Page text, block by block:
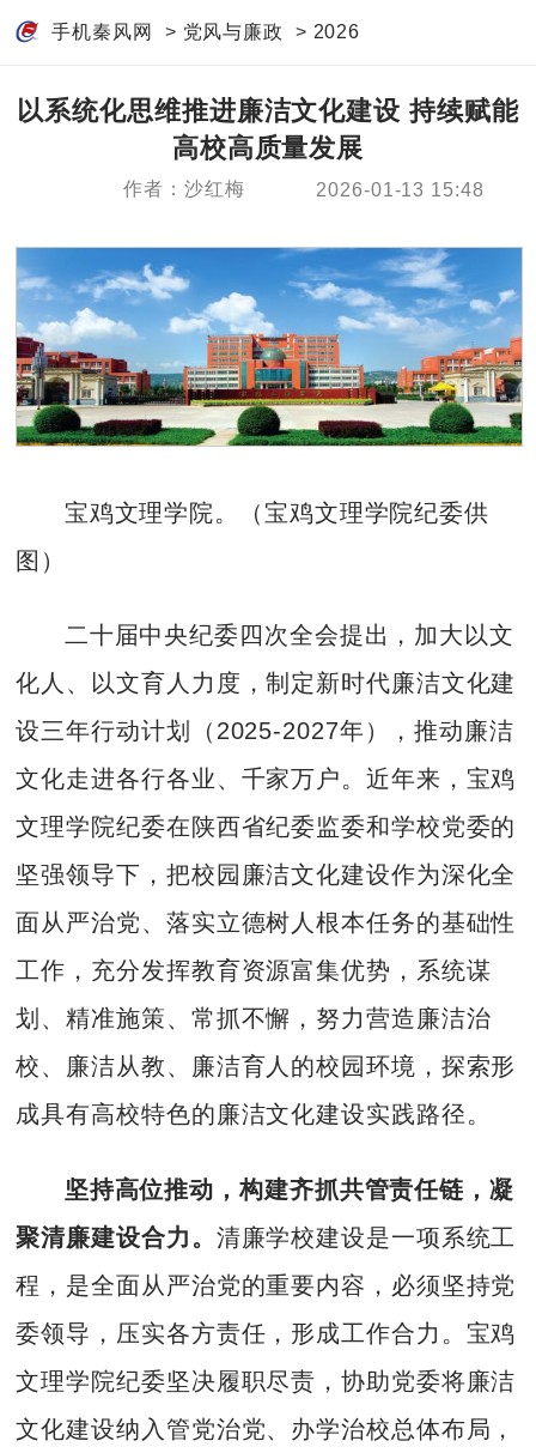
手机秦风网 > 党风与廉政 > 2026
以系统化思维推进廉洁文化建设 持续赋能
高校高质量发展
作者：沙红梅 2026-01-13 15:48
宝鸡文理学院。（宝鸡文理学院纪委供
图）
二十届中央纪委四次全会提出，加大以文
化人、以文育人力度，制定新时代廉洁文化建
设三年行动计划（2025-2027年），推动廉洁
文化走进各行各业、千家万户。近年来，宝鸡
文理学院纪委在陕西省纪委监委和学校党委的
坚强领导下，把校园廉洁文化建设作为深化全
面从严治党、落实立德树人根本任务的基础性
工作，充分发挥教育资源富集优势，系统谋
划、精准施策、常抓不懈，努力营造廉洁治
校、廉洁从教、廉洁育人的校园环境，探索形
成具有高校特色的廉洁文化建设实践路径。
坚持高位推动，构建齐抓共管责任链，凝
聚清廉建设合力。 清廉学校建设是一项系统工
程，是全面从严治党的重要内容，必须坚持党
委领导，压实各方责任，形成工作合力。宝鸡
文理学院纪委坚决履职尽责，协助党委将廉洁
文化建设纳入管党治党、办学治校总体布局，